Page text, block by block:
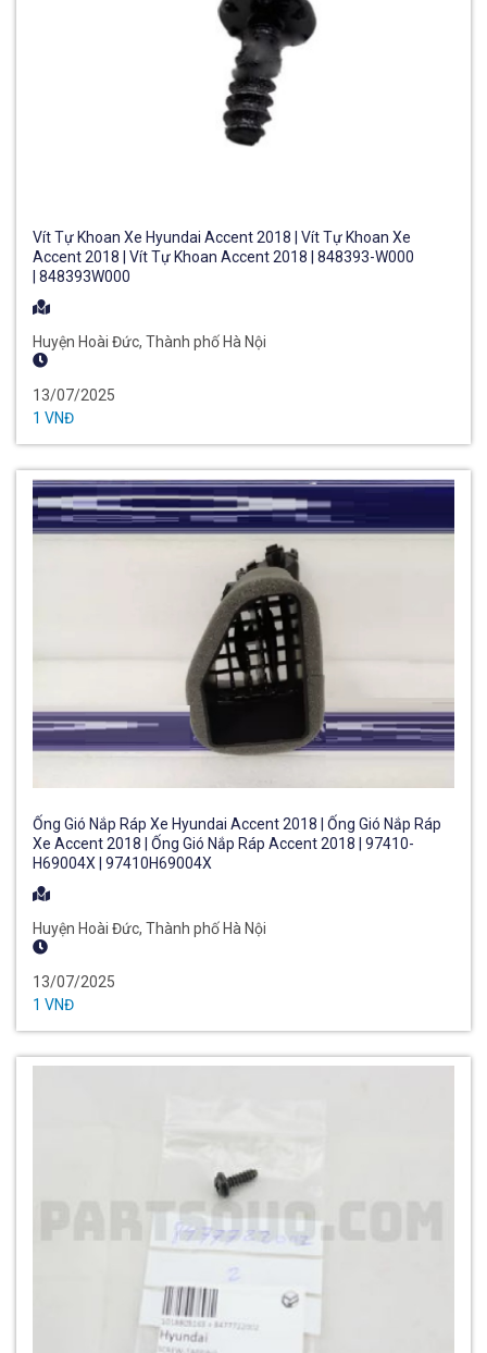
Vít Tự Khoan Xe Hyundai Accent 2018 | Vít Tự Khoan Xe
Accent 2018 | Vít Tự Khoan Accent 2018 | 848393-W000
| 848393W000
Huyện Hoài Đức, Thành phố Hà Nội
13/07/2025
1 VNĐ
Ống Gió Nắp Ráp Xe Hyundai Accent 2018 | Ống Gió Nắp Ráp
Xe Accent 2018 | Ống Gió Nắp Ráp Accent 2018 | 97410-
H69004X | 97410H69004X
Huyện Hoài Đức, Thành phố Hà Nội
13/07/2025
1 VNĐ